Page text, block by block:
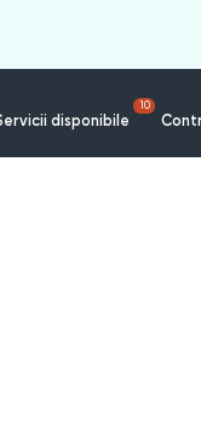
disponibile
10